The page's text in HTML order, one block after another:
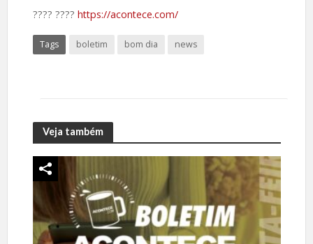
????️ ???? https://acontece.com/
Tags boletim bom dia news
Veja também